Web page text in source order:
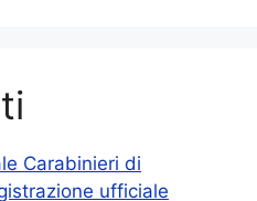
Carabinieri di
ufficiale